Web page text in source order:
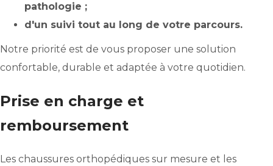
pathologie ;
d'un suivi tout au long de votre parcours.
Notre priorité est de vous proposer une solution
confortable, durable et adaptée à votre quotidien.
Prise en charge et
remboursement
Les chaussures orthopédiques sur mesure et les